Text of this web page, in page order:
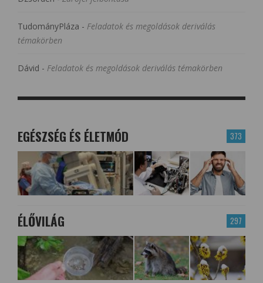
TudományPláza - Feladatok és megoldások deriválás
témakörben
Dávid - Feladatok és megoldások deriválás témakörben
373
EGÉSZSÉG ÉS ÉLETMÓD
297
ÉLŐVILÁG